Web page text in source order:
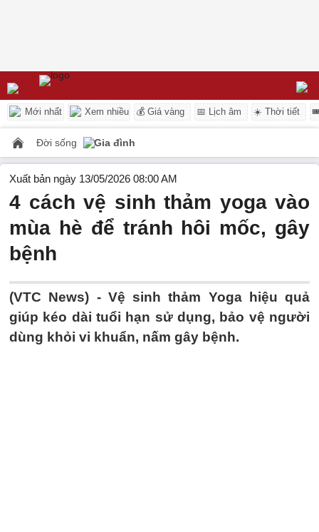
Mới nhất Xem nhiều 💰 Giá vàng 📅 Lịch âm ☀️ Thời tiết
Đời sống Gia đình
Xuất bản ngày 13/05/2026 08:00 AM
4 cách vệ sinh thảm yoga vào
mùa hè để tránh hôi mốc, gây
bệnh
(VTC News) - Vệ sinh thảm Yoga hiệu quả
giúp kéo dài tuổi hạn sử dụng, bảo vệ người
dùng khỏi vi khuẩn, nấm gây bệnh.